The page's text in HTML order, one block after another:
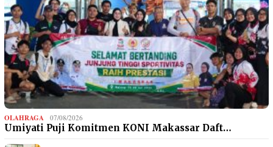
OLAHRAGA 07/08/2026
Umiyati Puji Komitmen KONI Makassar Daft…